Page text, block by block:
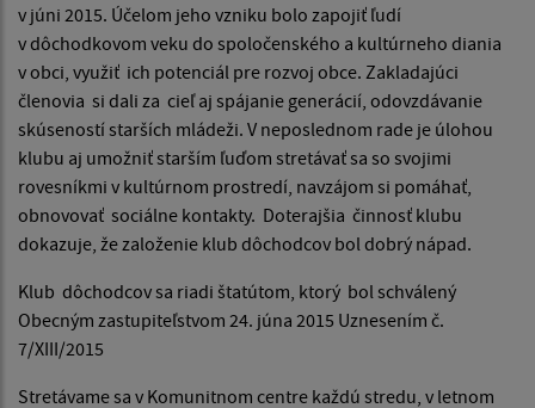
v júni 2015. Účelom jeho vzniku bolo zapojiť ľudí
v dôchodkovom veku do spoločenského a kultúrneho diania
v obci, využiť ich potenciál pre rozvoj obce. Zakladajúci
členovia si dali za cieľ aj spájanie generácií, odovzdávanie
skúseností starších mládeži. V neposlednom rade je úlohou
klubu aj umožniť starším ľuďom stretávať sa so svojimi
rovesníkmi v kultúrnom prostredí, navzájom si pomáhať,
obnovovať sociálne kontakty. Doterajšia činnosť klubu
dokazuje, že založenie klub dôchodcov bol dobrý nápad.
Klub dôchodcov sa riadi štatútom, ktorý bol schválený
Obecným zastupiteľstvom 24. júna 2015 Uznesením č.
7/XIII/2015
Stretávame sa v Komunitnom centre každú stredu, v letnom